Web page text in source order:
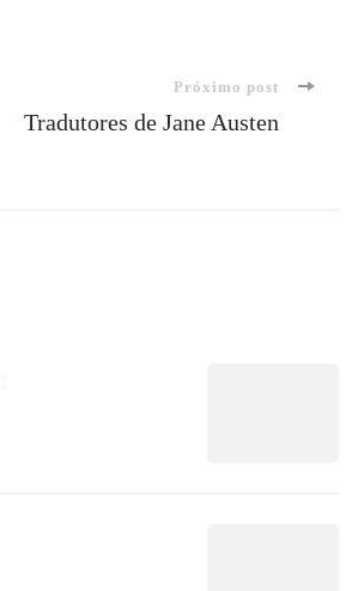
Próximo post
Tradutores de Jane Austen